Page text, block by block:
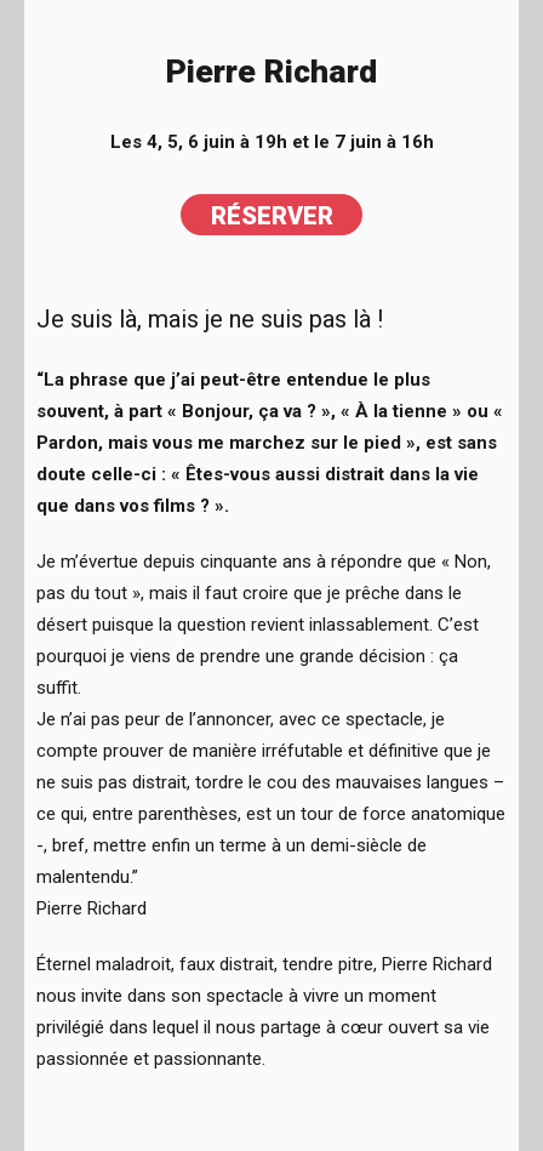
Pierre Richard
Les 4, 5, 6 juin à 19h et le 7 juin à 16h
RÉSERVER
RÉSERVER
RÉSERVER
Je suis là, mais je ne suis pas là !
“La phrase que j’ai peut-être entendue le plus
souvent, à part « Bonjour, ça va ? », « À la tienne » ou «
Pardon, mais vous me marchez sur le pied », est sans
doute celle-ci : « Êtes-vous aussi distrait dans la vie
que dans vos films ? ».
Je m’évertue depuis cinquante ans à répondre que « Non,
pas du tout », mais il faut croire que je prêche dans le
désert puisque la question revient inlassablement. C’est
pourquoi je viens de prendre une grande décision : ça
suffit.
Je n’ai pas peur de l’annoncer, avec ce spectacle, je
compte prouver de manière irréfutable et définitive que je
ne suis pas distrait, tordre le cou des mauvaises langues –
ce qui, entre parenthèses, est un tour de force anatomique
-, bref, mettre enfin un terme à un demi-siècle de
malentendu.”
Pierre Richard
Éternel maladroit, faux distrait, tendre pitre, Pierre Richard
nous invite dans son spectacle à vivre un moment
privilégié dans lequel il nous partage à cœur ouvert sa vie
passionnée et passionnante.